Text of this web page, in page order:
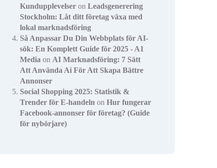
Kundupplevelser on Leadsgenerering
Stockholm: Låt ditt företag växa med
lokal marknadsföring
Så Anpassar Du Din Webbplats för AI-
sök: En Komplett Guide för 2025 - A1
Media on AI Marknadsföring: 7 Sätt
Att Använda Ai För Att Skapa Bättre
Annonser
Social Shopping 2025: Statistik &
Trender för E-handeln on Hur fungerar
Facebook-annonser för företag? (Guide
för nybörjare)